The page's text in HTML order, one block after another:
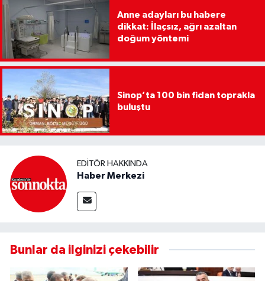
Anne adayları bu habere
dikkat: İlaçsız, ağrı azaltan
doğum yöntemi
Sinop’ta 100 bin fidan toprakla
buluştu
EDITÖR HAKKINDA
Haber Merkezi
Bunlar da ilginizi çekebilir